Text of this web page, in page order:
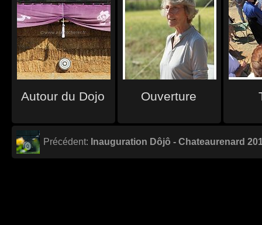
Autour du Dojo Ouverture
Précédent: Inauguration Dôjô - Chateaurenard